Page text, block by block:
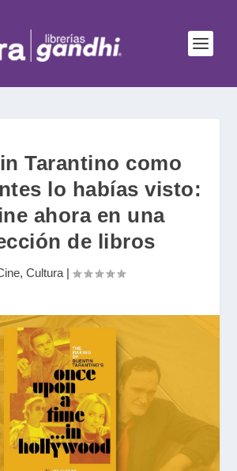
Tarantino como
lo habías visto:
ahora en una
de libros
, Cultura|